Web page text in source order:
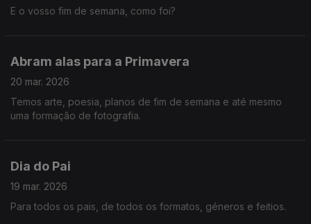
E o vosso fim de semana, como foi?
Abram alas para a Primavera
20 mar. 2026
Temos arte, poesia, planos de fim de semana e até mesmo
uma formação de fotografia.
Dia do Pai
19 mar. 2026
Para todos os pais, de todos os formatos, géneros e feitios.